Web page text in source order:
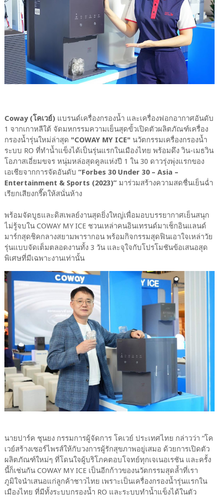
Coway (โคเวย์)แบรนด์เครื่องกรองน้ำ และเครื่องฟอกอากาศอันดับ
1 จากเกาหลีใต้ จัดมหกรรมความเย็นสุดขั้วเปิดตัวผลิตภัณฑ์เครื่อง
กรองน้ำรุ่นใหม่ล่าสุด "COWAY MY ICE" นวัตกรรมเครื่องกรองน้ำ
ระบบ RO ที่ทำน้ำแข็งได้เป็นรุ่นแรกในเมืองไทย พร้อมดึง วิน-เมธวิน
โอภาสเอี่ยมขจร หนุ่มหล่อสุดคูลแห่งปี 1 ใน 30 ดาวรุ่งพุ่งแรกของ
เอเชียจากการจัดอันดับ “Forbes 30 Under 30 – Asia –
Entertainment & Sports (2023)”มาร่วมสร้างความสดชื่นเย็นฉ่ำ
เรียกเสียงกรี๊ดให้สนั่นห้าง
พร้อมจัดบูธและดิสเพลย์งานสุดยิ่งใหญ่เพื่อมอบบรรยากาศเย็นสนุก
ไม่รู้จบใน COWAY MY ICE ชวนเหล่าคนอินเทรนด์มาเช็กอินแลนด์
มาร์กสุดชิคกลางสยามพารากอน พร้อมกิจกรรมสุดฟินเอาใจเหล่าวัย
รุ่นแบบจัดเต็มตลอดงานทั้ง 3 วัน และจุใจกับโปรโมชันข้อเสนอสุด
พิเศษที่มีเฉพาะงานเท่านั้น
นายปาร์ค ชุนยง กรรมการผู้จัดการ โคเวย์ ประเทศไทย กล่าวว่า “โค
เวย์สร้างเซอร์ไพรส์ให้กับวงการผู้รักสุขภาพอยู่เสมอ ด้วยการเปิดตัว
ผลิตภัณฑ์ใหม่ๆ ที่โดนใจผู้บริโภคตอบโจทย์ทุกเจเนอเรชัน และครั้ง
นี้ก็เช่นกัน COWAY MY ICE เป็นอีกก้าวของนวัตกรรมสุดล้ำที่เรา
ภูมิใจนำเสนอแก่ลูกค้าชาวไทย เพราะเป็นเครื่องกรองน้ำรุ่นแรกใน
เมืองไทย ที่มีทั้งระบบกรองน้ำ RO และระบบทำน้ำแข็งได้ในตัว